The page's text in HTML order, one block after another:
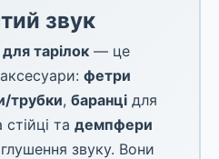
звук
тарілок — це
фетри
трубки, баранці для
та демпфери
звуку. Вони